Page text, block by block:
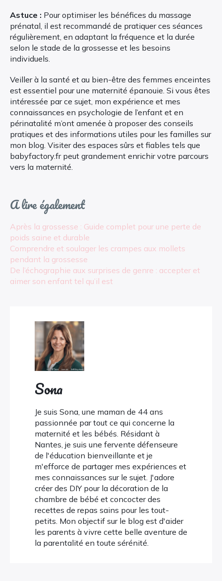
Astuce : Pour optimiser les bénéfices du massage
prénatal, il est recommandé de pratiquer ces séances
régulièrement, en adaptant la fréquence et la durée
selon le stade de la grossesse et les besoins
individuels.
Veiller à la santé et au bien-être des femmes enceintes
est essentiel pour une maternité épanouie. Si vous êtes
intéressée par ce sujet, mon expérience et mes
connaissances en psychologie de l’enfant et en
périnatalité m’ont amenée à proposer des conseils
pratiques et des informations utiles pour les familles sur
mon blog. Visiter des espaces sûrs et fiables tels que
babyfactory.fr peut grandement enrichir votre parcours
vers la maternité.
A lire également
Après la grossesse : Guide complet pour une perte de
poids saine et durable
Comprendre et soulager les crampes aux mollets
pendant la grossesse
De l’échographie aux surprises de genre : accepter et
aimer son enfant tel qu’il est
Sona
Je suis Sona, une maman de 44 ans
passionnée par tout ce qui concerne la
maternité et les bébés. Résidant à
Nantes, je suis une fervente défenseure
de l'éducation bienveillante et je
m'efforce de partager mes expériences et
mes connaissances sur le sujet. J'adore
créer des DIY pour la décoration de la
chambre de bébé et concocter des
recettes de repas sains pour les tout-
petits. Mon objectif sur le blog est d'aider
les parents à vivre cette belle aventure de
la parentalité en toute sérénité.